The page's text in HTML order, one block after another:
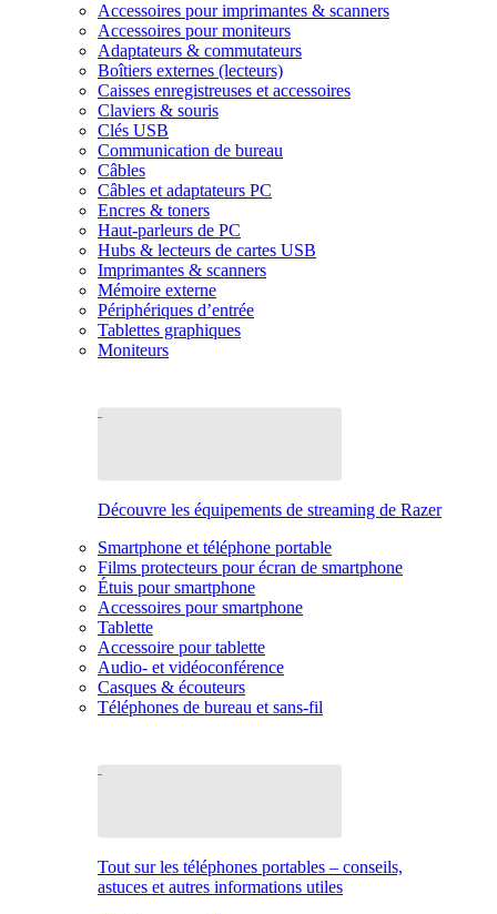
Accessoires pour imprimantes & scanners
Accessoires pour moniteurs
Adaptateurs & commutateurs
Boîtiers externes (lecteurs)
Caisses enregistreuses et accessoires
Claviers & souris
Clés USB
Communication de bureau
Câbles
Câbles et adaptateurs PC
Encres & toners
Haut-parleurs de PC
Hubs & lecteurs de cartes USB
Imprimantes & scanners
Mémoire externe
Périphériques d’entrée
Tablettes graphiques
Moniteurs
Découvre les équipements de streaming de Razer
Smartphone et téléphone portable
Films protecteurs pour écran de smartphone
Étuis pour smartphone
Accessoires pour smartphone
Tablette
Accessoire pour tablette
Audio- et vidéoconférence
Casques & écouteurs
Téléphones de bureau et sans-fil
Tout sur les téléphones portables – conseils,
astuces et autres informations utiles